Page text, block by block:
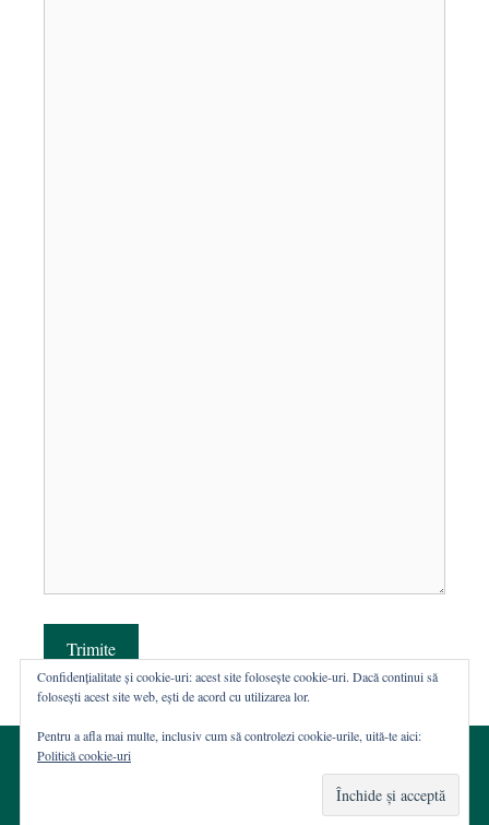
Trimite
Web hosting şi dezvoltare Wordpress:
Casa de WEB
Confidențialitate și cookie-uri: acest site folosește cookie-uri. Dacă continui să
folosești acest site web, ești de acord cu utilizarea lor.
Pentru a afla mai multe, inclusiv cum să controlezi cookie-urile, uită-te aici:
Politică cookie-uri